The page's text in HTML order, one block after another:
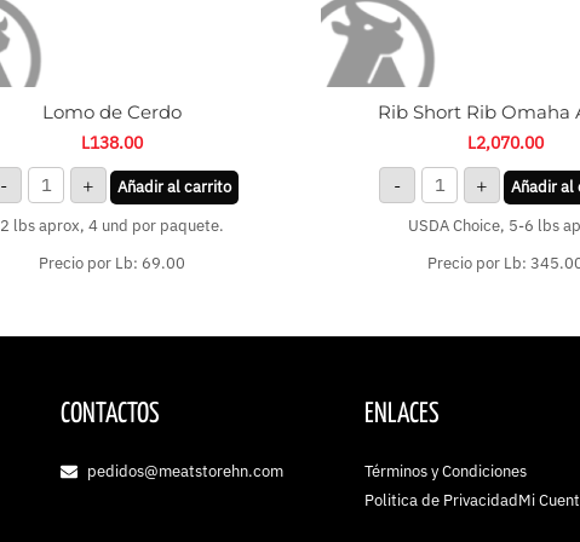
Lomo de Cerdo
L138.00
- +
Añadir al carrito
2 lbs aprox, 4 und por paquete.
Precio por Lb: 69.00
Rib Short Rib Omaha
L2,070.00
- +
Añadir al
USDA Choice, 5-6 lbs
Precio por Lb:
CONTACTOS
pedidos@meatstorehn.com
ENLACES
Términos y Condiciones
Politica de PrivacidadMi